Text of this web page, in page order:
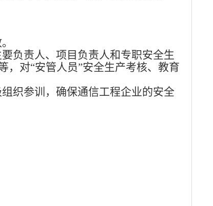
负责人、项目负责人和专职安全生
，对“安管人员”安全生产考核、教育
织参训，确保通信工程企业的安全